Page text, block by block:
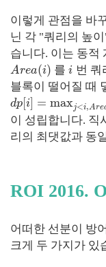
이렇게 관점을 바
닌 각 "쿼리의 높
습니다. 이는 동적
Area(i) 를i 번
블록이 떨어질 때
dp [i = maxj<i,Are
이 성립합니다. 직
리의 최댓값과 동
ROI 2016.
어떠한 선분이 방
크게 두 가지가 있